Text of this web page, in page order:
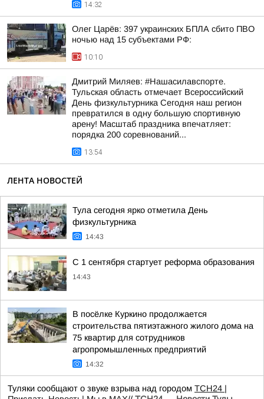
14:32
Олег Царёв: 397 украинских БПЛА сбито ПВО
ночью над 15 субъектами РФ:
10:10
Дмитрий Миляев: #Нашасилавспорте.
Тульская область отмечает Всероссийский
День физкультурника Сегодня наш регион
превратился в одну большую спортивную
арену! Масштаб праздника впечатляет:
порядка 200 соревнований...
13:54
ЛЕНТА НОВОСТЕЙ
Тула сегодня ярко отметила День
физкультурника
14:43
С 1 сентября стартует реформа образования
14:43
В посёлке Куркино продолжается
строительства пятиэтажного жилого дома на
75 квартир для сотрудников
агропромышленных предприятий
14:32
Туляки сообщают о звуке взрыва над городом ТСН24 |